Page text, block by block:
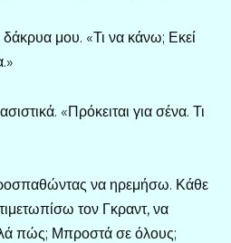
μου. «Τι να κάνω; Εκεί
«Πρόκειται για σένα. Τι
να ηρεμήσω. Κάθε
τον Γκραντ, να
πώς; Μπροστά σε όλους;